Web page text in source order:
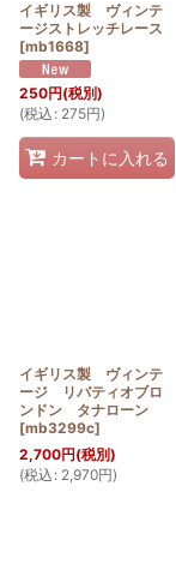
イギリス製 ヴィンテ
ージストレッチレース
[mb1668]
250円(税別)
(税込 : 275円)
カートに入れる
イギリス製 ヴィンテ
ージ リバティオブロ
ンドン タナローン
[mb3299c]
2,700円(税別)
(税込 : 2,970円)